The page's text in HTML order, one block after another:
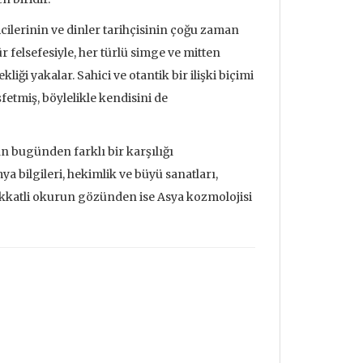
ve dinler tarihçisinin çoğu zaman
felsefesiyle, her türlü simge ve mitten
yakalar. Sahici ve otantik bir ilişki biçimi
böylelikle kendisini de
bugünden farklı bir karşılığı
bilgileri, hekimlik ve büyü sanatları,
okurun gözünden ise Asya kozmolojisi